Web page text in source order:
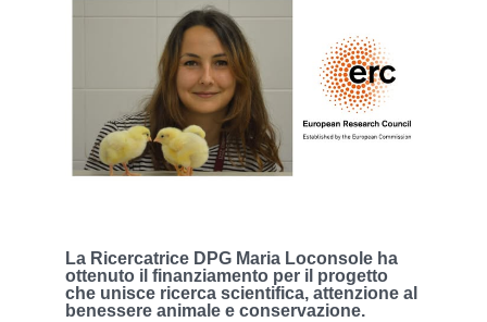
La Ricercatrice DPG Maria Loconsole ha
ottenuto il finanziamento per il progetto
che unisce ricerca scientifica, attenzione al
benessere animale e conservazione.